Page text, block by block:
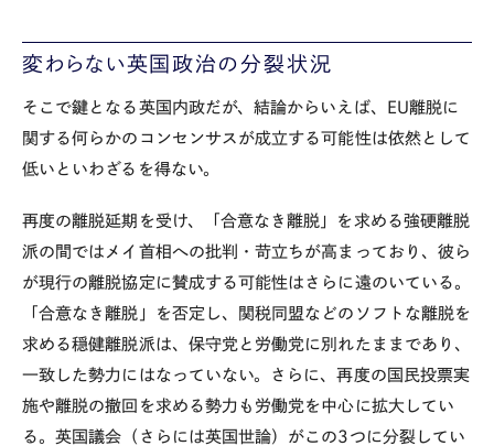
変わらない英国政治の分裂状況
そこで鍵となる英国内政だが、結論からいえば、EU離脱に
関する何らかのコンセンサスが成立する可能性は依然として
低いといわざるを得ない。
再度の離脱延期を受け、「合意なき離脱」を求める強硬離脱
派の間ではメイ首相への批判・苛立ちが高まっており、彼ら
が現行の離脱協定に賛成する可能性はさらに遠のいている。
「合意なき離脱」を否定し、関税同盟などのソフトな離脱を
求める穏健離脱派は、保守党と労働党に別れたままであり、
一致した勢力にはなっていない。さらに、再度の国民投票実
施や離脱の撤回を求める勢力も労働党を中心に拡大してい
る。英国議会（さらには英国世論）がこの3つに分裂してい